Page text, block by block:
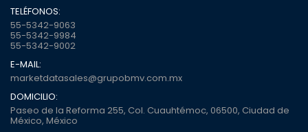
TELÉFONOS:
55-5342-9063
55-5342-9984
55-5342-9002
E-MAIL:
marketdatasales@grupobmv.com.mx
DOMICILIO:
Paseo de la Reforma 255, Col. Cuauhtémoc, 06500, Ciudad de
México, México